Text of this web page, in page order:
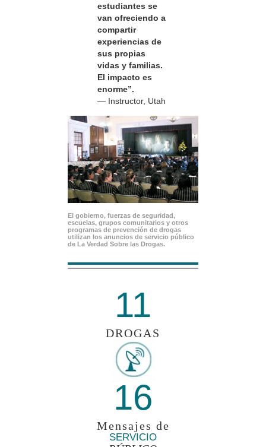
estudiantes se
van ofreciendo a
compartir
experiencias de
sus propias
vidas y familias.
El impacto es
enorme”.
— Instructor, Utah
El gobierno, fuerzas de seguridad,
escuelas, grupos comunitarios y otros
programas de prevención de drogas
utilizan los anuncios de servicio público
de La Verdad Sobre las Drogas.
11
DROGAS
16
Mensajes de
SERVICIO